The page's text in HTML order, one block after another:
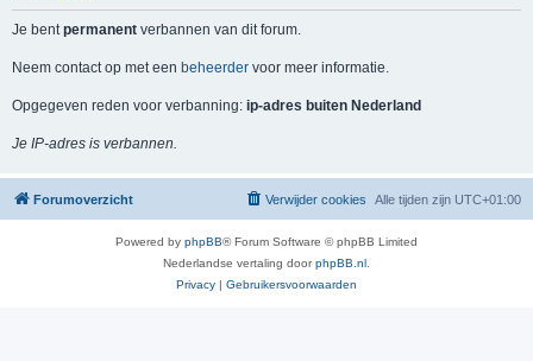
Je bentpermanent verbannen van dit forum.
Neem contact op met een beheerder voor meer informatie.
Opgegeven reden voor verbanning: ip-adres buiten Nederland
Je IP-adres is verbannen.
Forumoverzicht Alle tijden zijn UTC+01:00
Verwijder cookies
Powered by phpBB® Forum Software © phpBB Limited
Nederlandse vertaling doorphpBB.nl
Privacy | Gebruikersvoorwaarden